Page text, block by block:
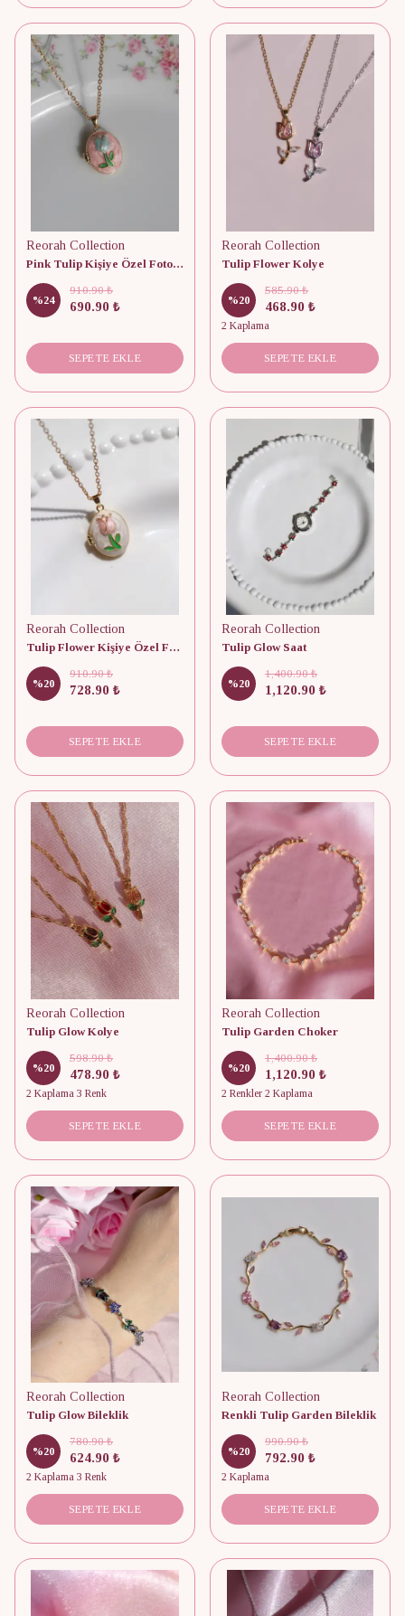
Reorah Collection
Pink Tulip Kişiye Özel Fotoğraflı Kapaklı Kolye
%24
910.90 ₺
690.90 ₺
SEPETE EKLE
Reorah Collection
Tulip Flower Kolye
%20
585.90 ₺
468.90 ₺
2 Kaplama
SEPETE EKLE
Reorah Collection
Tulip Flower Kişiye Özel Fotoğraflı Kolye
%20
910.90 ₺
728.90 ₺
SEPETE EKLE
Reorah Collection
Tulip Glow Saat
%20
1,400.90 ₺
1,120.90 ₺
SEPETE EKLE
Reorah Collection
Tulip Glow Kolye
%20
598.90 ₺
478.90 ₺
2 Kaplama 3 Renk
SEPETE EKLE
Reorah Collection
Tulip Garden Choker
%20
1,400.90 ₺
1,120.90 ₺
2 Renkler 2 Kaplama
SEPETE EKLE
Reorah Collection
Tulip Glow Bileklik
%20
780.90 ₺
624.90 ₺
2 Kaplama 3 Renk
SEPETE EKLE
Reorah Collection
Renkli Tulip Garden Bileklik
%20
990.90 ₺
792.90 ₺
2 Kaplama
SEPETE EKLE